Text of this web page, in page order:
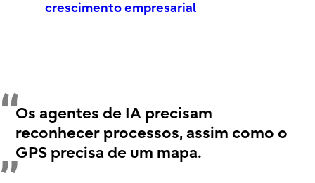
crescimento empresarial
Os agentes de IA precisam
reconhecer processos, assim como o
GPS precisa de um mapa.